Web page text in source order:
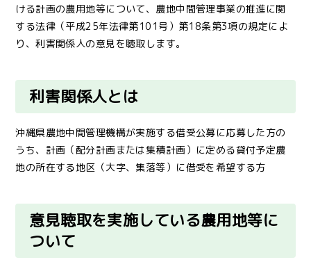
ける計画の農用地等について、農地中間管理事業の推進に関
する法律（平成25年法律第101号）第18条第3項の規定によ
り、利害関係人の意見を聴取します。
利害関係人とは
沖縄県農地中間管理機構が実施する借受公募に応募した方の
うち、計画（配分計画または集積計画）に定める貸付予定農
地の所在する地区（大字、集落等）に借受を希望する方
意見聴取を実施している農用地等に
ついて